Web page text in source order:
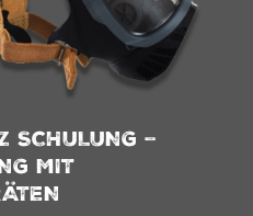
SCHULUNG –
MIT